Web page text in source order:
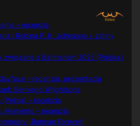
– recenzja
i Robina P. K. Johnsona + zimny
związane z Batmanem 2025 (Polska i
– recenzja, prezentacja
Berniego Wrightsona
– recenzja
Memento – recenzja
„Batman Forever”